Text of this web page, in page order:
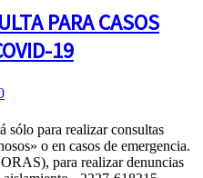
PARA CASOS
19
para realizar consultas
o en casos de emergencia.
para realizar denuncias